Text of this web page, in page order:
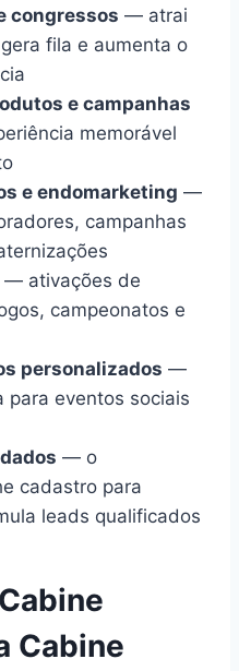
congressos — atrai
fila e aumenta o
e campanhas
memorável
e endomarketing —
campanhas
— ativações de
campeonatos e
personalizados —
para eventos sociais
— o
cadastro para
leads qualificados
Cabine